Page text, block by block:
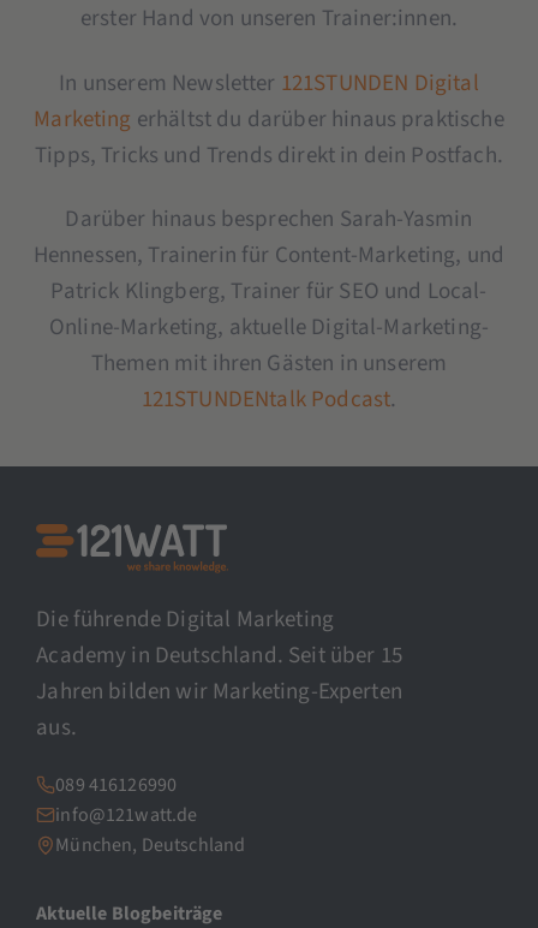
erster Hand von unseren Trainer:innen.
In unserem Newsletter 121STUNDEN Digital
Marketing erhältst du darüber hinaus praktische
Tipps, Tricks und Trends direkt in dein Postfach.
Darüber hinaus besprechen Sarah-Yasmin
Hennessen, Trainerin für Content-Marketing, und
Patrick Klingberg, Trainer für SEO und Local-
Online-Marketing, aktuelle Digital-Marketing-
Themen mit ihren Gästen in unserem
121STUNDENtalk Podcast.
Die führende Digital Marketing
Academy in Deutschland. Seit über 15
Jahren bilden wir Marketing-Experten
aus.
089 416126990
info@121watt.de
München, Deutschland
Aktuelle Blogbeiträge